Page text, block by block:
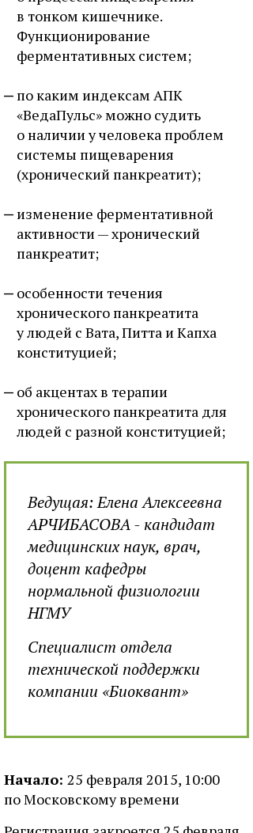
в тонком кишечнике.
Функционирование
ферментативных систем;
по каким индексам АПК
«ВедаПульс» можно судить
о наличии у человека проблем
системы пищеварения
(хронический панкреатит);
изменение ферментативной
активности — хронический
панкреатит;
особенности течения
хронического панкреатита
у людей с Вата, Питта и Капха
конституцией;
об акцентах в терапии
хронического панкреатита для
людей с разной конституцией;
Ведущая: Елена Алексеевна
АРЧИБАСОВА - кандидат
медицинских наук, врач,
доцент кафедры
нормальной физиологии
НГМУ
Специалист отдела
технической поддержки
компании «Биоквант»
Начало: 25 февраля 2015, 10:00
по Московскому времени